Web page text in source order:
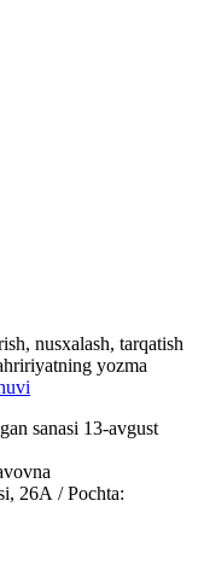
nusxalash, tarqatish
yozma
sanasi 13-avgust
26А / Pochta: